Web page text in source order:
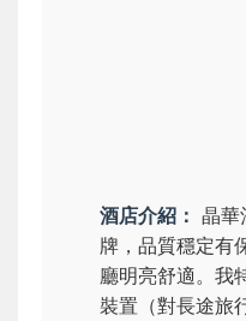
酒店介紹： 晶華
牌，品質穩定有
廳明亮舒適。我
裝置（對長途旅